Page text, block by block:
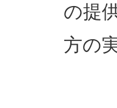
の提
方の